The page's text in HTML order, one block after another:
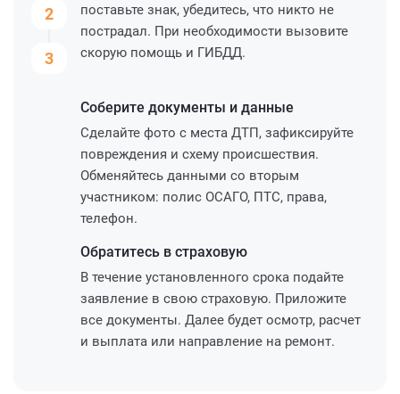
2
3
поставьте знак, убедитесь, что никто не
пострадал. При необходимости вызовите
скорую помощь и ГИБДД.
Соберите документы и данные
Сделайте фото с места ДТП, зафиксируйте
повреждения и схему происшествия.
Обменяйтесь данными со вторым
участником: полис ОСАГО, ПТС, права,
телефон.
Обратитесь в страховую
В течение установленного срока подайте
заявление в свою страховую. Приложите
все документы. Далее будет осмотр, расчет
и выплата или направление на ремонт.